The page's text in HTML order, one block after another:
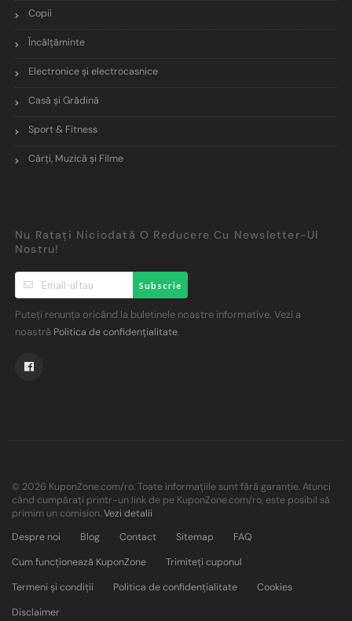
Copii
Încălţăminte
Electronice și electrocasnice
Casă și Grădină
Sport & Fitness
Cărți, Muzică și Filme
Nu Ratați Niciodată O Reducere Cu Newsletter-Ul
Nostru!
Subscrie
Puteți renunța oricând la buletinele noastre informative. Vezi a
noastră Politica de confidențialitate.
© 2026 KuponZone.com/ro. Toate informațiile sunt fără garanție. Atunci
când cumpărați printr-un link de pe KuponZone.com/ro, este posibil să
primim un comision.Vezi detalii
Despre noi
Blog Contact Sitemap
FAQ
Cum funcționează KuponZone
Trimiteți cuponul
Termeni și condiții
Politica de confidențialitate
Cookies
Disclaimer